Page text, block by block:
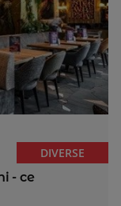
DIVERSE
- ce